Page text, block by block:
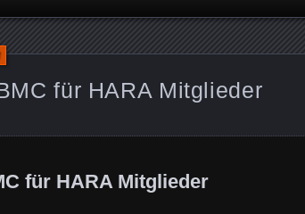
für HARA Mitglieder
für HARA Mitglieder